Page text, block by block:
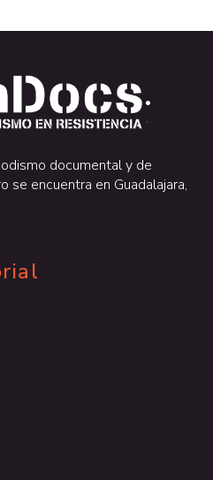
.
.
documental y de
se encuentra en Guadalajara,